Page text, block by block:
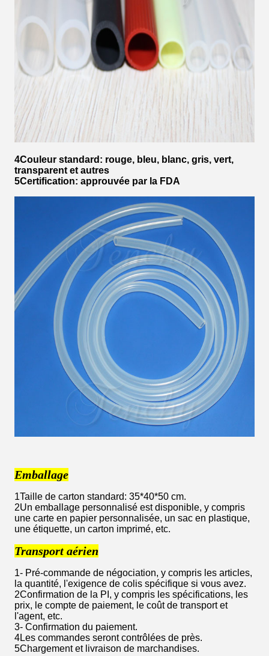
4Couleur standard: rouge, bleu, blanc, gris, vert,
transparent et autres
5Certification: approuvée par la FDA
Emballage
1Taille de carton standard: 35*40*50 cm.
2Un emballage personnalisé est disponible, y compris
une carte en papier personnalisée, un sac en plastique,
une étiquette, un carton imprimé, etc.
Transport aérien
1- Pré-commande de négociation, y compris les articles,
la quantité, l'exigence de colis spécifique si vous avez.
2Confirmation de la PI, y compris les spécifications, les
prix, le compte de paiement, le coût de transport et
l'agent, etc.
3- Confirmation du paiement.
4Les commandes seront contrôlées de près.
5Chargement et livraison de marchandises.